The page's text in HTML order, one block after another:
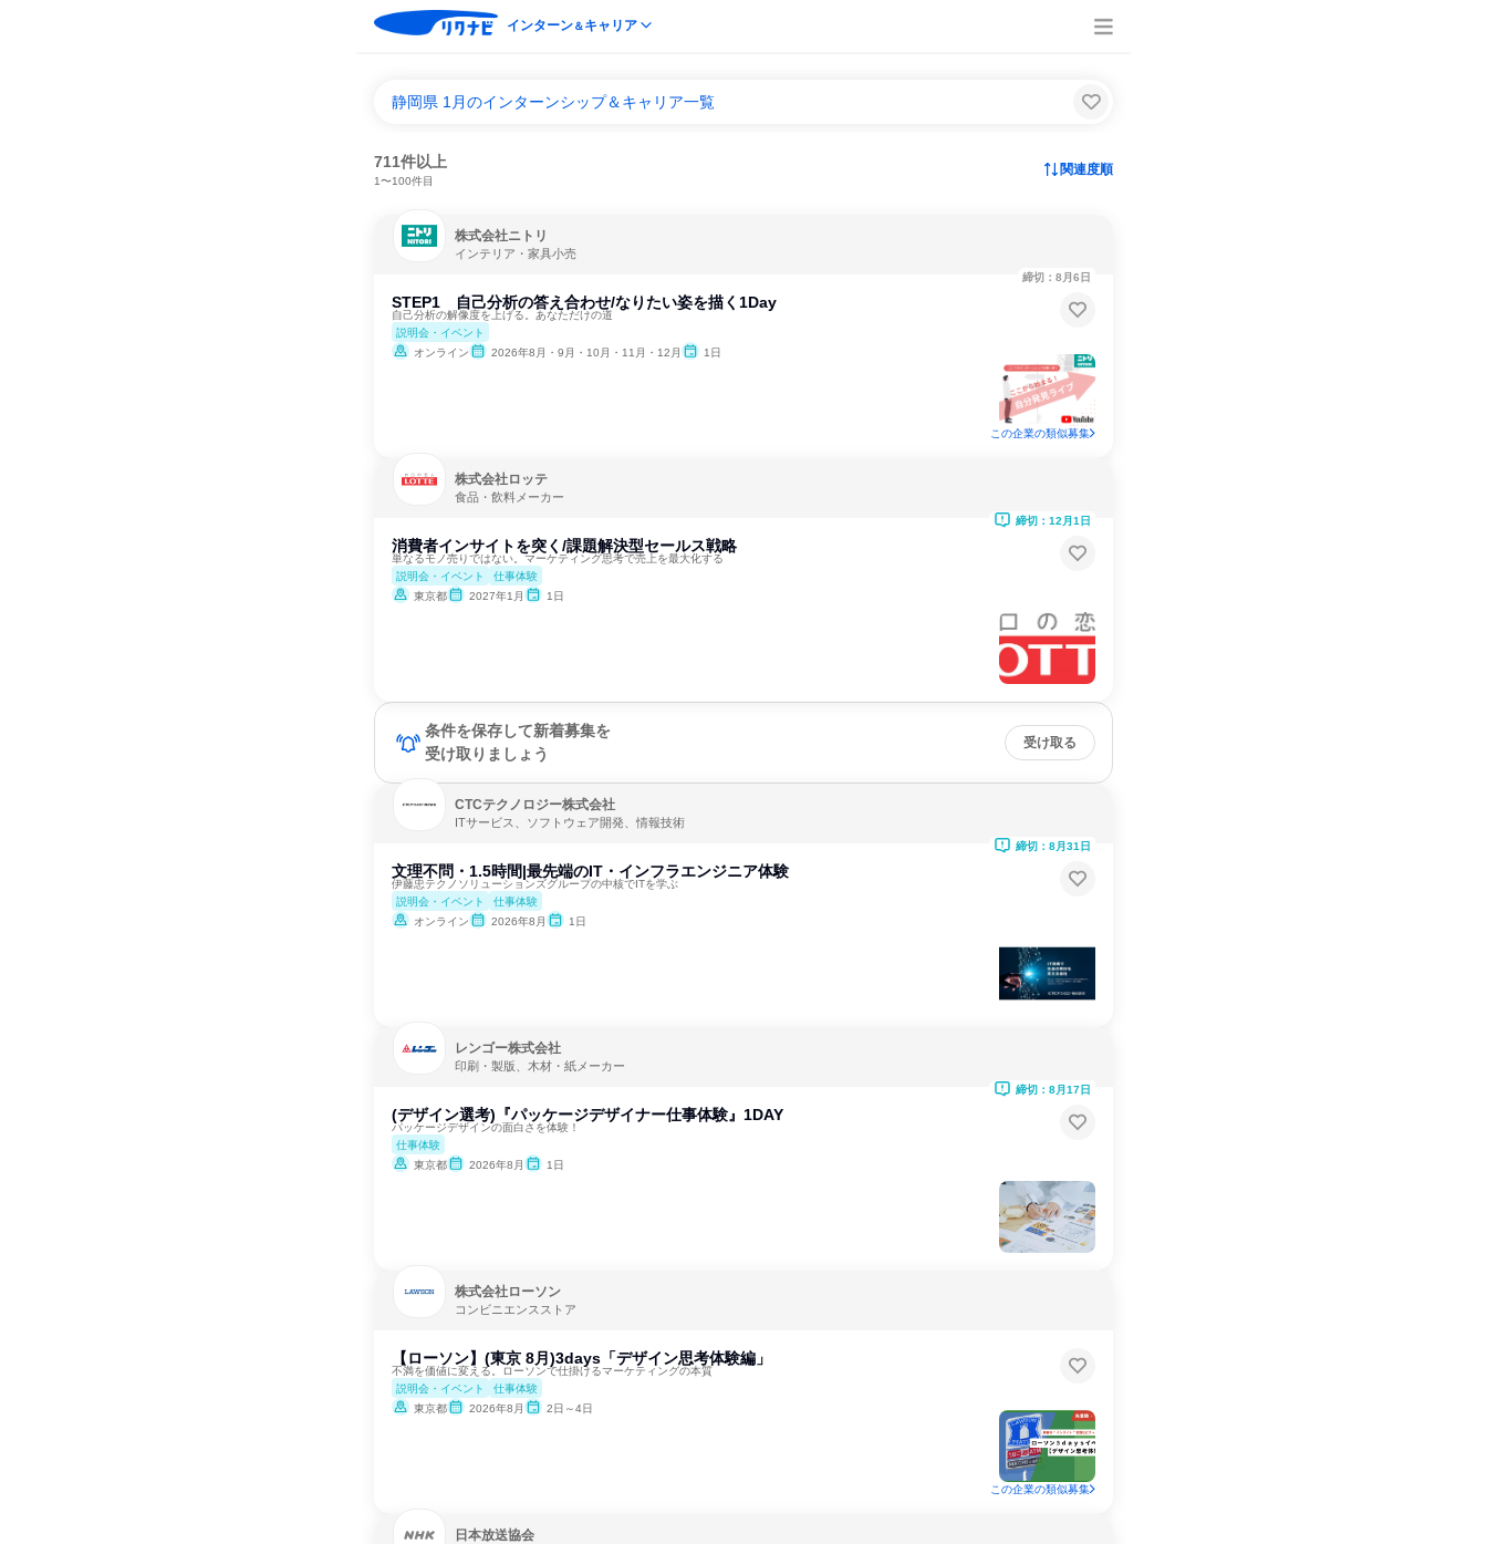
インターン＆キャリア
静岡県 1月のインターンシップ＆キャリア一覧
711件以上
1〜100件目
関連度順
株式会社ニトリ
インテリア・家具小売
STEP1 自己分析の答え合わせ/なりたい姿を描く1Day
自己分析の解像度を上げる。あなただけの道
説明会・イベント
オンライン
2026年8月・9月・10月・11月・12月 1日
締切：8月6日
この企業の類似募集
株式会社ロッテ
食品・飲料メーカー
消費者インサイトを突く/課題解決型セールス戦略
単なるモノ売りではない。マーケティング思考で売上を最大化する
説明会・イベント
仕事体験
東京都
2027年1月 1日
締切：12月1日
条件を保存して新着募集を
受け取りましょう
受け取る
CTCテクノロジー株式会社
ITサービス、ソフトウェア開発、情報技術
文理不問・1.5時間|最先端のIT・インフラエンジニア体験
伊藤忠テクノソリューションズグループの中核でITを学ぶ
説明会・イベント
仕事体験
オンライン
2026年8月 1日
締切：8月31日
レンゴー株式会社
印刷・製版、木材・紙メーカー
(デザイン選考)『パッケージデザイナー仕事体験』1DAY
パッケージデザインの面白さを体験！
仕事体験
東京都
2026年8月 1日
締切：8月17日
株式会社ローソン
コンビニエンスストア
【ローソン】(東京 8月)3days「デザイン思考体験編」
不満を価値に変える。ローソンで仕掛けるマーケティングの本質
説明会・イベント
仕事体験
東京都
2026年8月 2日～4日
この企業の類似募集
日本放送協会